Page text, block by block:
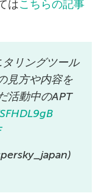
はこちらの記事
リングツール
見方や内容を
活動中のAPT